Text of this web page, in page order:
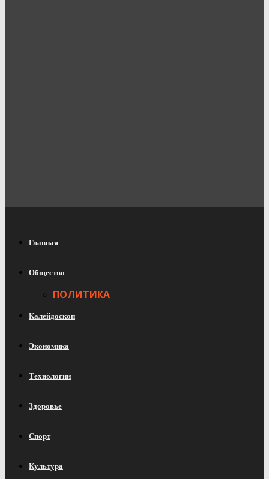
Главная
Общество
ПОЛИТИКА
Калейдоскоп
Экономика
Технологии
Здоровье
Спорт
Культура